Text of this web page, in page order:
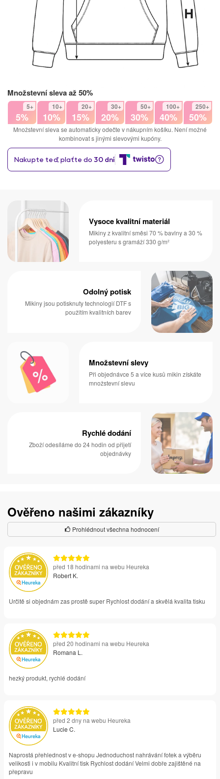
Množstevní sleva až 50%
5+
5%
10+
10%
20+
15%
30+
20%
50+
30%
100+
40%
250+
50%
Množstevní sleva se automaticky odečte v nákupním košíku. Není možné
kombinovat s jinými slevovými kupóny.
Vysoce kvalitní materiál
Mikiny z kvalitní směsi 70 % bavlny a 30 %
polyesteru s gramáží 330 g/m²
Odolný potisk
Mikiny jsou potisknuty technologií DTF s
použitím kvalitních barev
Množstevní slevy
Při objednávce 5 a více kusů mikin získáte
množstevní slevu
Rychlé dodání
Zboží odesíláme do 24 hodin od přijetí
objednávky
Ověřeno našimi zákazníky
Prohlédnout všechna hodnocení
před 18 hodinami na webu Heureka
Robert K.
Určitě si objednám zas prostě super Rychlost dodání a skvělá kvalita tisku
před 20 hodinami na webu Heureka
Romana L.
hezký produkt, rychlé dodání
před 2 dny na webu Heureka
Lucie C.
Naprostá přehlednost v e-shopu Jednoduchost nahrávání fotek a výběru
velikosti i v mobilu Kvalitní tisk Rychlost dodání Velmi dobře zajištěné na
přepravu